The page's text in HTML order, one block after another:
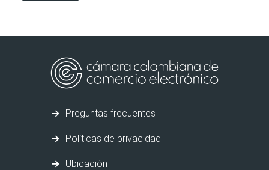
Preguntas frecuentes
Políticas de privacidad
Ubicación